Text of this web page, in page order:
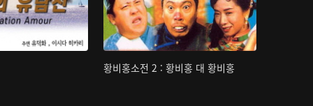
황비홍소전 2 : 황비홍 대 황비홍